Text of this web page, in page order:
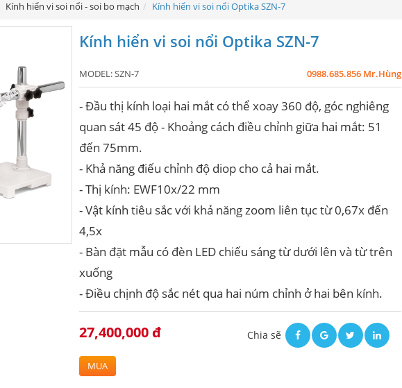
Kính hiển vi soi nổi - soi bo mạch Kính hiển vi soi nổi Optika SZN-7
Kính hiển vi soi nổi Optika SZN-7
MODEL:SZN-7 0988.685.856 Mr.Hùng
- Đầu thị kính loại hai mắt có thể xoay 360 độ, góc nghiêng
quan sát 45 độ - Khoảng cách điều chỉnh giữa hai mắt: 51
đến 75mm.
- Khả năng điếu chỉnh độ diop cho cả hai mắt.
- Thị kính: EWF10x/22 mm
- Vật kính tiêu sắc với khả năng zoom liên tục từ 0,67x đến
4,5x
- Bàn đặt mẫu có đèn LED chiếu sáng từ dưới lên và từ trên
xuống
- Điều chịnh độ sắc nét qua hai núm chỉnh ở hai bên kính.
27,400,000 đ
MUA
Chia sẽ